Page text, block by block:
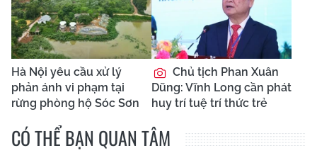
Hà Nội yêu cầu xử lý
phản ánh vi phạm tại
rừng phòng hộ Sóc Sơn
Chủ tịch Phan Xuân
Dũng: Vĩnh Long cần phát
huy trí tuệ trí thức trẻ
CÓ THỂ BẠN QUAN TÂM